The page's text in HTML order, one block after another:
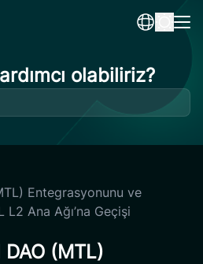
olabiliriz?
Entegrasyonunu ve
L2 Ana Ağı’na Geçişi
(MTL)